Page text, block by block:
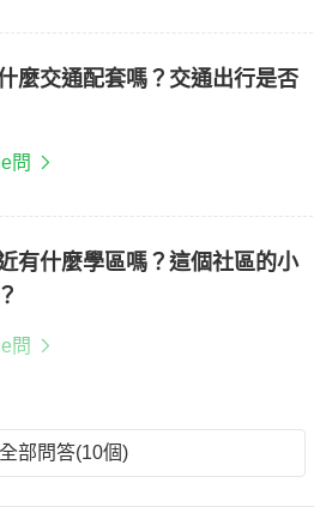
麼交通配套嗎？交通出行是否
問
有什麼學區嗎？這個社區的小
問
全部問答(10個)